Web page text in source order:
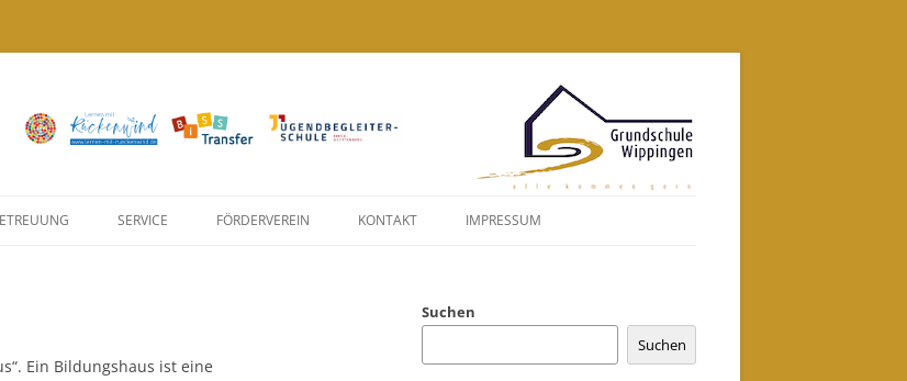
JUGENDBEGLEITERPROGRAMM
SERVICE
DATENSCHUTZERKLÄRUNG
FÖRDERVEREIN KONTAKT IMPRESSUM
Ein Bildungshaus ist eine
Suchen
Suchen